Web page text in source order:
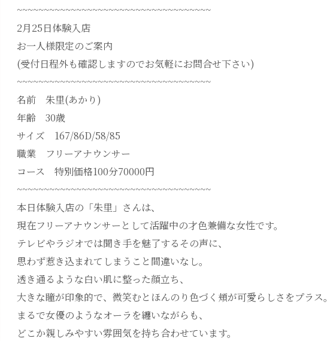
~~~~~~~~~~~~~~~~~~~~~~~~~~~~~~~~~~~~
2月25日体験入店
お一人様限定のご案内
(受付日程外も確認しますのでお気軽にお問合せ下さい)
~~~~~~~~~~~~~~~~~~~~~~~~~~~~~~~~~~~~
名前 朱里(あかり)
年齢 30歳
サイズ 167/86D/58/85
職業 フリーアナウンサー
コース 特別価格100分70000円
~~~~~~~~~~~~~~~~~~~~~~~~~~~~~~~~~~~~
本日体験入店の「朱里」さんは、
現在フリーアナウンサーとして活躍中の才色兼備な女性です。
テレビやラジオでは聞き手を魅了するその声に、
思わず惹き込まれてしまうこと間違いなし。
透き通るような白い肌に整った顔立ち、
大きな瞳が印象的で、微笑むとほんのり色づく頬が可愛らしさをプラス。
まるで女優のようなオーラを纏いながらも、
どこか親しみやすい雰囲気を持ち合わせています。